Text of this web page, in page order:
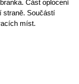
Část oplocení
straně. Součástí
míst.